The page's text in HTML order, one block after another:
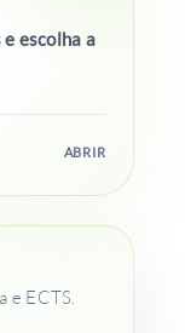
escolha a
ABRIR
ECTS.